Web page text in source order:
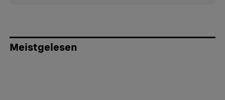
Meistgelesen